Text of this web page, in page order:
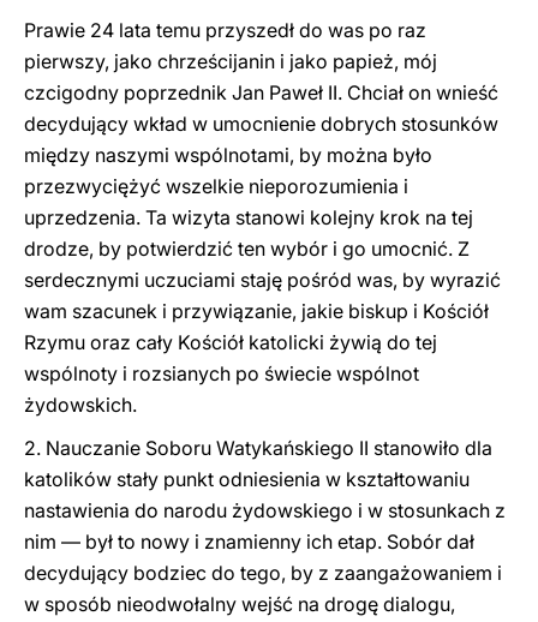
Prawie 24 lata temu przyszedł do was po raz
pierwszy, jako chrześcijanin i jako papież, mój
czcigodny poprzednik Jan Paweł II. Chciał on wnieść
decydujący wkład w umocnienie dobrych stosunków
między naszymi wspólnotami, by można było
przezwyciężyć wszelkie nieporozumienia i
uprzedzenia. Ta wizyta stanowi kolejny krok na tej
drodze, by potwierdzić ten wybór i go umocnić. Z
serdecznymi uczuciami staję pośród was, by wyrazić
wam szacunek i przywiązanie, jakie biskup i Kościół
Rzymu oraz cały Kościół katolicki żywią do tej
wspólnoty i rozsianych po świecie wspólnot
żydowskich.
2. Nauczanie Soboru Watykańskiego II stanowiło dla
katolików stały punkt odniesienia w kształtowaniu
nastawienia do narodu żydowskiego i w stosunkach z
nim — był to nowy i znamienny ich etap. Sobór dał
decydujący bodziec do tego, by z zaangażowaniem i
w sposób nieodwołalny wejść na drogę dialogu,